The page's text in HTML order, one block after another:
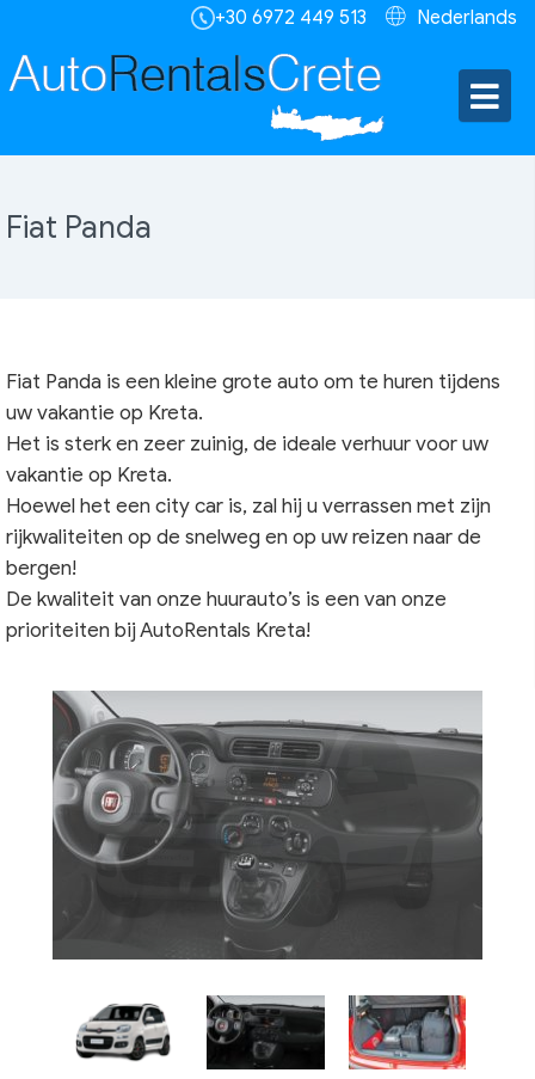
Nederlands
+30 6972 449 513
Fiat Panda
Fiat Panda is een kleine grote auto om te huren tijdens
uw vakantie op Kreta.
Het is sterk en zeer zuinig, de ideale verhuur voor uw
vakantie op Kreta.
Hoewel het een city car is, zal hij u verrassen met zijn
rijkwaliteiten op de snelweg en op uw reizen naar de
bergen!
De kwaliteit van onze huurauto’s is een van onze
prioriteiten bij AutoRentals Kreta!